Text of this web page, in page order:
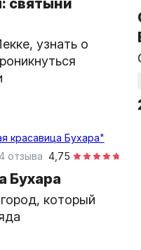
святыни
узнать о
4,75
отзыва
Бухара
который